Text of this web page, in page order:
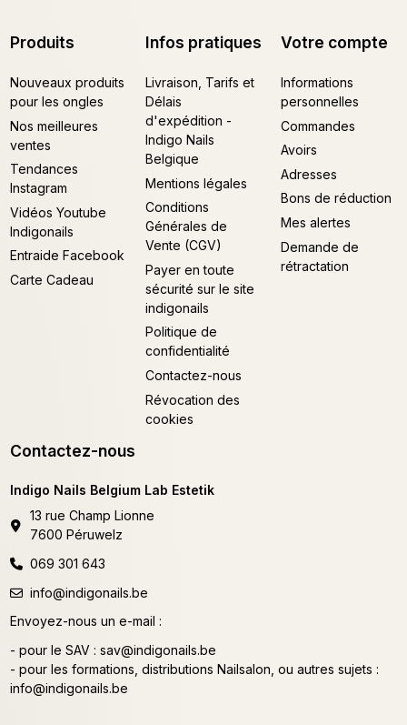
Produits
Nouveaux produits
pour les ongles
Nos meilleures
ventes
Tendances
Instagram
Vidéos Youtube
Indigonails
Entraide Facebook
Carte Cadeau
Infos pratiques
Livraison, Tarifs et
Délais
d'expédition -
Indigo Nails
Belgique
Mentions légales
Conditions
Générales de
Vente (CGV)
Payer en toute
sécurité sur le site
indigonails
Politique de
confidentialité
Contactez-nous
Révocation des
cookies
Votre compte
Informations
personnelles
Commandes
Avoirs
Adresses
Bons de réduction
Mes alertes
Demande de
rétractation
Contactez-nous
Indigo Nails Belgium Lab Estetik
13 rue Champ Lionne
7600 Péruwelz
069 301 643
info@indigonails.be
Envoyez-nous un e-mail :
- pour le SAV : sav@indigonails.be
- pour les formations, distributions Nailsalon, ou autres sujets :
info@indigonails.be